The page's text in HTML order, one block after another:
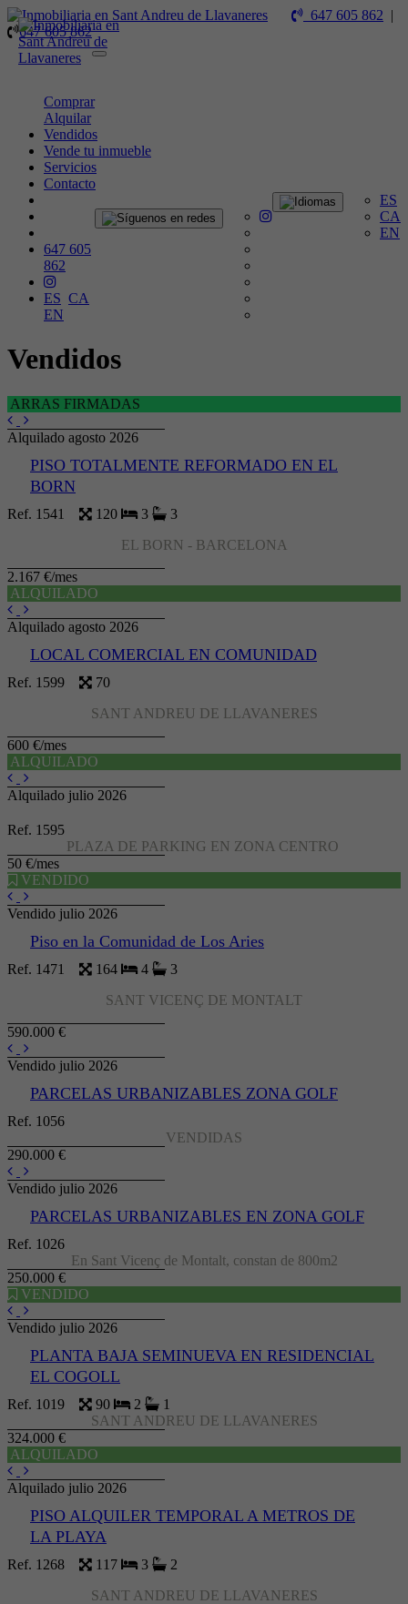
647 605 862 |
647 605 862
Toggle
Comprar
Alquilar
Vendidos
Vende tu inmueble
Servicios
Contacto
ES
CA
EN
647 605
862
ES CA
EN
Vendidos
ARRAS FIRMADAS
Alquilado agosto 2026
PISO TOTALMENTE REFORMADO EN EL
BORN
Ref. 1541 120 3 3
EL BORN - BARCELONA
2.167 €/mes
ALQUILADO
Alquilado agosto 2026
LOCAL COMERCIAL EN COMUNIDAD
Ref. 1599 70
SANT ANDREU DE LLAVANERES
600 €/mes
ALQUILADO
Alquilado julio 2026
Ref. 1595
PLAZA DE PARKING EN ZONA CENTRO
50 €/mes
VENDIDO
Vendido julio 2026
Piso en la Comunidad de Los Aries
Ref. 1471 164 4 3
SANT VICENÇ DE MONTALT
590.000 €
Vendido julio 2026
PARCELAS URBANIZABLES ZONA GOLF
Ref. 1056
VENDIDAS
290.000 €
Vendido julio 2026
PARCELAS URBANIZABLES EN ZONA GOLF
Ref. 1026
En Sant Vicenç de Montalt, constan de 800m2
250.000 €
VENDIDO
Vendido julio 2026
PLANTA BAJA SEMINUEVA EN RESIDENCIAL
EL COGOLL
Ref. 1019 90 2 1
SANT ANDREU DE LLAVANERES
324.000 €
ALQUILADO
Alquilado julio 2026
PISO ALQUILER TEMPORAL A METROS DE
LA PLAYA
Ref. 1268 117 3 2
SANT ANDREU DE LLAVANERES